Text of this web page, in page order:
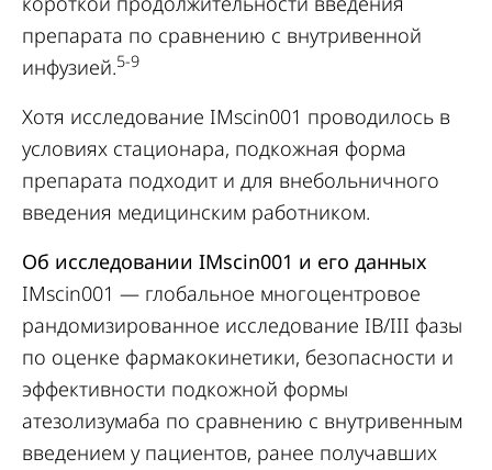
препарата по сравнению с внутривенной
инфузией.5-9
Хотя исследование IMscin001 проводилось в
условиях стационара, подкожная форма
препарата подходит и для внебольничного
введения медицинским работником.
Об исследовании IMscin001 и его данных
IMscin001 — глобальное многоцентровое
рандомизированное исследование IB/III фазы
по оценке фармакокинетики, безопасности и
эффективности подкожной формы
атезолизумаба по сравнению с внутривенным
введением у пациентов, ранее получавших